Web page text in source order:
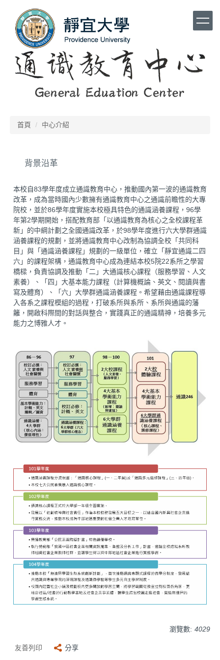
首頁 中心介紹
背景沿革
本校自83學年度成立通識教育中心，推動國內第一波的通識教育
改革，成為當時國內少數擁有通識教育中心之通識前瞻性的大專
院校，並於86學年度實施本校極具特色的通識涵養課程，96學
年第2學期開始，搭配教育部「以通識教育為核心之全校課程革
新」的中綱計劃之全國通識改革，於98學年度進行六大學群通識
涵養課程的規劃，並將通識教育中心改制為協調全校「共同科
目」與「通識涵養課程」規劃的一級單位，確立「靜宜通識二四
六」的課程架構，通識教育中心成為連結本校5院22系所之學習
橋樑，負責協調及推動「二」大通識核心課程（服務學習、人文
素養）、「四」大基本能力課程（計算機概論、英文、閱讀與書
寫及體育）、「六」大學群通識涵養課程。希望藉由通識課程導
入各系之課程模組的過程，打破系所與系所、系所與通識的藩
籬，開啟科際間的對話與整合，實踐真正的通識精神，培養多元
能力之博雅人才。
瀏覽數: 4029
友善列印 分享